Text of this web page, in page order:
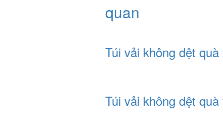
quan
Túi vải không dệt
Túi vải không dệt